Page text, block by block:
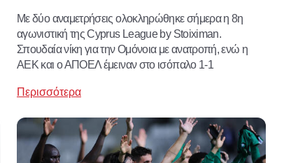
Με δύο αναμετρήσεις ολοκληρώθηκε σήμερα η 8η
αγωνιστική της Cyprus League by Stoiximan.
Σπουδαία νίκη για την Ομόνοια με ανατροπή, ενώ η
ΑΕΚ και ο ΑΠΟΕΛ έμειναν στο ισόπαλο 1-1
Περισσότερα